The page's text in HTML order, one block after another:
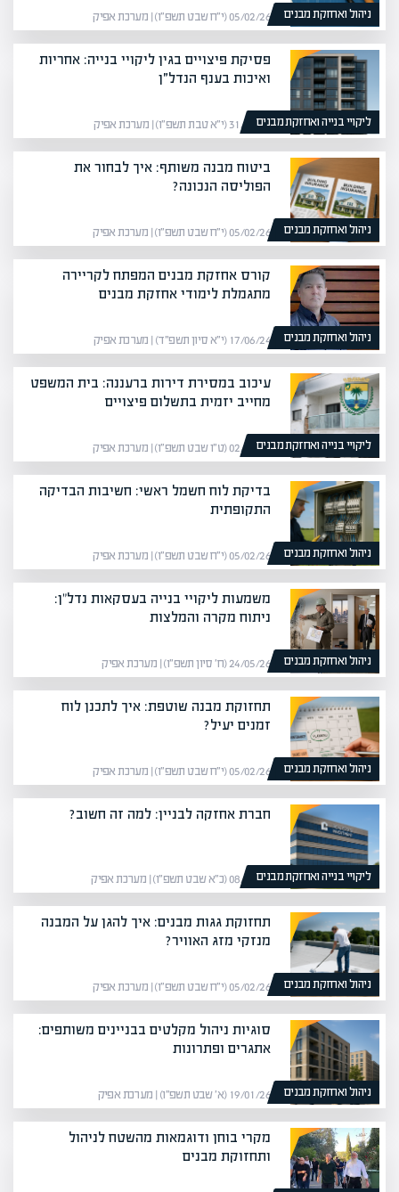
ניהול ואחזקת מבנים 05/02/26 (י״ח שבט תשפ״ו) | מערכת אפיק
ליקויי בנייה ואחזקת מבנים
פסיקת פיצויים בגין ליקויי בנייה: אחריות
ואיכות בענף הנדל״ן
31/12/25 (י״א טבת תשפ״ו) | מערכת אפיק
ניהול ואחזקת מבנים
ביטוח מבנה משותף: איך לבחור את
הפוליסה הנכונה?
05/02/26 (י״ח שבט תשפ״ו) | מערכת אפיק
ניהול ואחזקת מבנים
קורס אחזקת מבנים המפתח לקריירה
מתגמלת לימודי אחזקת מבנים
17/06/24 (י״א סיון תשפ״ד) | מערכת אפיק
ליקויי בנייה ואחזקת מבנים
עיכוב במסירת דירות ברעננה: בית המשפט
מחייב יזמית בתשלום פיצויים
02/02/26 (ט״ו שבט תשפ״ו) | מערכת אפיק
ניהול ואחזקת מבנים
בדיקת לוח חשמל ראשי: חשיבות הבדיקה
התקופתית
05/02/26 (י״ח שבט תשפ״ו) | מערכת אפיק
ניהול ואחזקת מבנים
משמעות ליקויי בנייה בעסקאות נדל"ן:
ניתוח מקרה והמלצות
24/05/26 (ח׳ סיון תשפ״ו) | מערכת אפיק
ניהול ואחזקת מבנים
תחזוקת מבנה שוטפת: איך לתכנן לוח
זמנים יעיל?
05/02/26 (י״ח שבט תשפ״ו) | מערכת אפיק
ליקויי בנייה ואחזקת מבנים
חברת אחזקה לבניין: למה זה חשוב?
08/02/26 (כ״א שבט תשפ״ו) | מערכת אפיק
ניהול ואחזקת מבנים
תחזוקת גגות מבנים: איך להגן על המבנה
מנזקי מזג האוויר?
05/02/26 (י״ח שבט תשפ״ו) | מערכת אפיק
ניהול ואחזקת מבנים
סוגיות ניהול מקלטים בבניינים משותפים:
אתגרים ופתרונות
19/01/26 (א׳ שבט תשפ״ו) | מערכת אפיק
מקרי בוחן ודוגמאות מהשטח לניהול
ותחזוקת מבנים